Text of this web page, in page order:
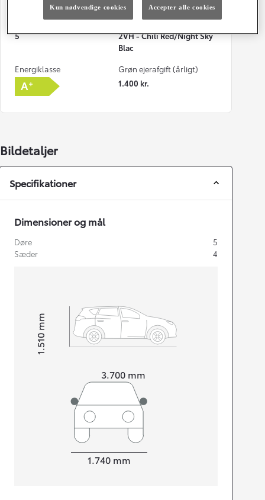
5
Farve
2VH - Chili Red/Night Sky
Blac
Energiklasse
Grøn ejerafgift (årligt)
1.400 kr.
Bildetaljer
Specifikationer
Dimensioner og mål
Døre
5
Sæder
4
3.700 mm
Højt1.510
mm
1.740 mm
Kun nødvendige cookies Accepter alle cookies